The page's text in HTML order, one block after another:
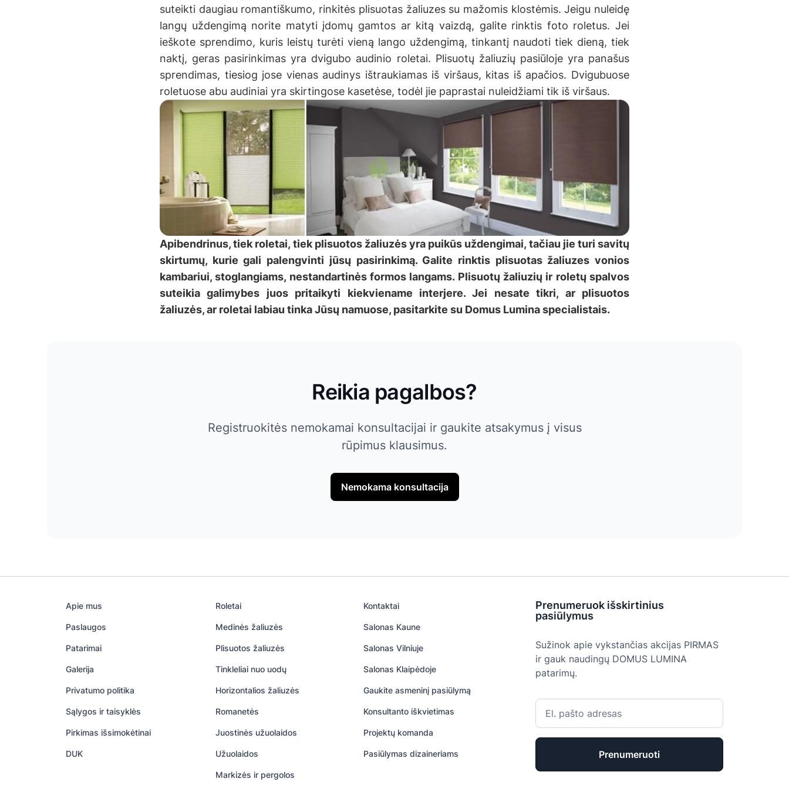
suteikti daugiau romantiškumo, rinkitės plisuotas žaliuzes su mažomis klostėmis. Jeigu nuleidę
langų uždengimą norite matyti įdomų gamtos ar kitą vaizdą, galite rinktis foto roletus. Jei
ieškote sprendimo, kuris leistų turėti vieną lango uždengimą, tinkantį naudoti tiek dieną, tiek
naktį, geras pasirinkimas yra dvigubo audinio roletai. Plisuotų žaliuzių pasiūloje yra panašus
sprendimas, tiesiog jose vienas audinys ištraukiamas iš viršaus, kitas iš apačios. Dvigubuose
roletuose abu audiniai yra skirtingose kasetėse, todėl jie paprastai nuleidžiami tik iš viršaus.
Apibendrinus, tiek roletai, tiek plisuotos žaliuzės yra puikūs uždengimai, tačiau jie turi savitų
skirtumų, kurie gali palengvinti jūsų pasirinkimą. Galite rinktis plisuotas žaliuzes vonios
kambariui, stoglangiams, nestandartinės formos langams. Plisuotų žaliuzių ir roletų spalvos
suteikia galimybes juos pritaikyti kiekviename interjere. Jei nesate tikri, ar plisuotos
žaliuzės, ar roletai labiau tinka Jūsų namuose, pasitarkite su Domus Lumina specialistais.
Reikia pagalbos?
Registruokitės nemokamai konsultacijai ir gaukite atsakymus į visus
rūpimus klausimus.
Nemokama konsultacija
Apie mus
Paslaugos
Patarimai
Galerija
Privatumo politika
Sąlygos ir taisyklės
Pirkimas išsimokėtinai
DUK
Roletai
Medinės žaliuzės
Plisuotos žaliuzės
Tinkleliai nuo uodų
Horizontalios žaliuzės
Romanetės
Juostinės užuolaidos
Užuolaidos
Markizės ir pergolos
Kontaktai
Salonas Kaune
Salonas Vilniuje
Salonas Klaipėdoje
Gaukite asmeninį pasiūlymą
Konsultanto iškvietimas
Projektų komanda
Pasiūlymas dizaineriams
Prenumeruok išskirtinius
pasiūlymus
Sužinok apie vykstančias akcijas PIRMAS
ir gauk naudingų DOMUS LUMINA
patarimų.
Prenumeruoti